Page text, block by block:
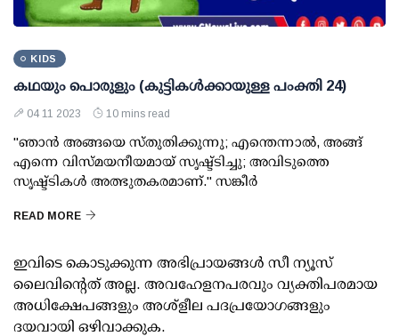
KIDS
കഥയും പൊരുളും (കുട്ടികൾക്കായുള്ള പംക്തി 24)
04 11 2023 10 mins read
"ഞാൻ അങ്ങയെ സ്തുതിക്കുന്നു; എന്തെന്നാൽ, അങ്ങ്
എന്നെ വിസ്മയനീയമായ് സൃഷ്ട്ടിച്ചു; അവിടുത്തെ
സൃഷ്ട്ടികൾ അത്ഭുതകരമാണ്." സങ്കീർ
READ MORE
ഇവിടെ കൊടുക്കുന്ന അഭിപ്രായങ്ങള്‍ സീ ന്യൂസ്
ലൈവിന്റെത് അല്ല. അവഹേളനപരവും വ്യക്തിപരമായ
അധിക്ഷേപങ്ങളും അശ്‌ളീല പദപ്രയോഗങ്ങളും
ദയവായി ഒഴിവാക്കുക.